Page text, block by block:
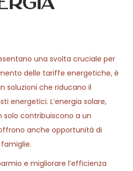
una svolta cruciale per
delle tariffe energetiche, è
soluzioni che riducano il
energetici. L’energia solare,
contribuiscono a un
anche opportunità di
e migliorare l’efficienza